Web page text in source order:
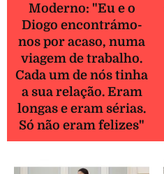
Moderno: "Eu e o
Diogo encontrámo-
nos por acaso, numa
viagem de trabalho.
Cada um de nós tinha
a sua relação. Eram
longas e eram sérias.
Só não eram felizes"